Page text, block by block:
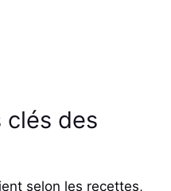
clés des
selon les recettes,